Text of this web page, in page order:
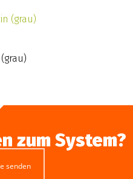
zum System?
senden